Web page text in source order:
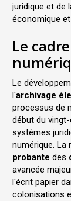
juridique et de
économique
Le
Le
l'archivage
processus de
début du
systèmes
numérique.
probante des
avancée
l'écrit papier
colonisations